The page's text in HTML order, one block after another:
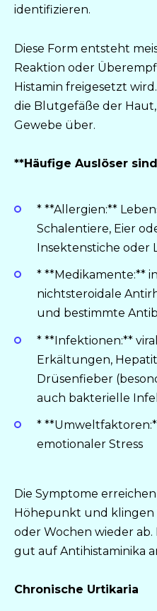
identifizieren.
Diese Form entsteht
Reaktion oder
Histamin freigesetzt
die Blutgefäße der
Gewebe über.
**Häufige Auslöser
* **Allergien:**
Schalentiere, Eier
Insektenstiche oder
* **Medikamente:**
nichtsteroidale
und bestimmte
* **Infektionen:**
Erkältungen,
Drüsenfieber
auch bakterielle
*
emotionaler Stress
Die Symptome
Höhepunkt und klingen
oder Wochen wieder ab.
gut auf Antihistaminika
Chronische Urtikaria